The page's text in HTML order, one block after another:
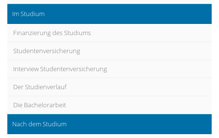
Im Studium
Finanzierung des Studiums
Studentenversicherung
Interview Studentenversicherung
Der Studienverlauf
Die Bachelorarbeit
Nach dem Studium